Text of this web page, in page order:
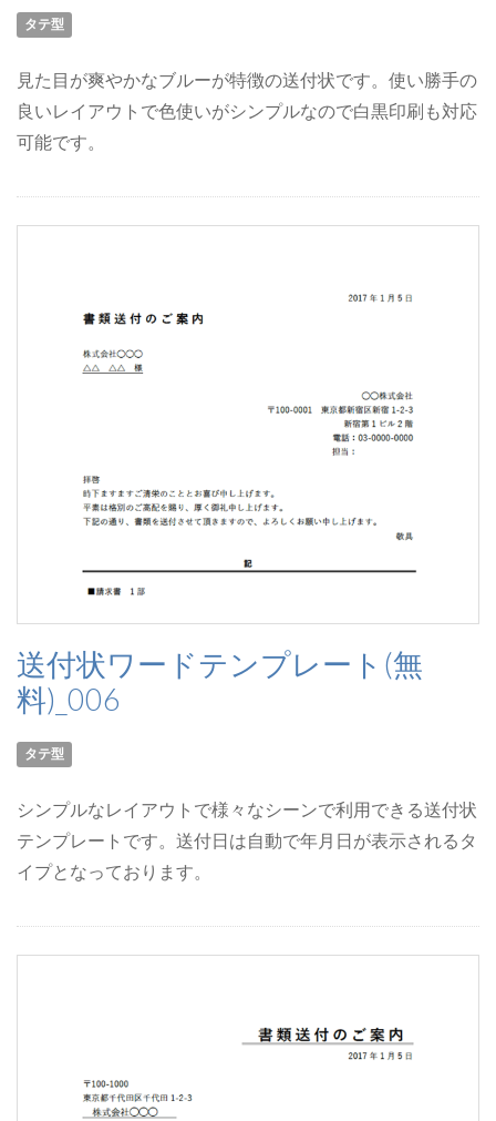
タテ型
見た目が爽やかなブルーが特徴の送付状です。使い勝手の
良いレイアウトで色使いがシンプルなので白黒印刷も対応
可能です。
送付状ワードテンプレート(無
料)_006
タテ型
シンプルなレイアウトで様々なシーンで利用できる送付状
テンプレートです。送付日は自動で年月日が表示されるタ
イプとなっております。